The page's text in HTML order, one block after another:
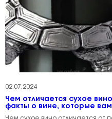
02.07.2024
Чем отличается сухое
факты о вине, которые